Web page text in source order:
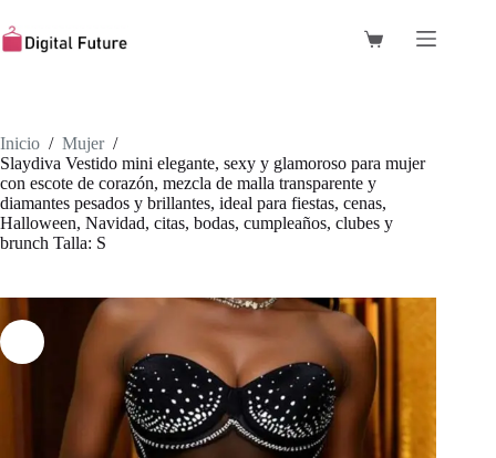
al
contenido
Carro
Inicio / Mujer /
Slaydiva Vestido mini elegante, sexy y glamoroso para mujer
con escote de corazón, mezcla de malla transparente y
diamantes pesados y brillantes, ideal para fiestas, cenas,
Halloween, Navidad, citas, bodas, cumpleaños, clubes y
brunch Talla: S